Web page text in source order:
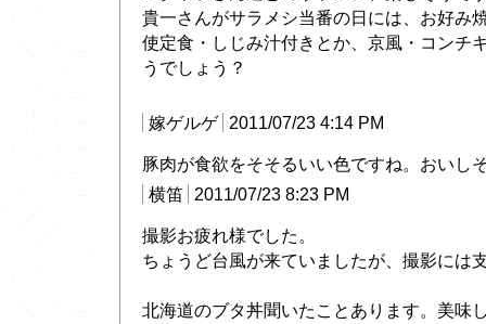
貴一さんがサラメシ当番の日には、お好み
使定食・しじみ汁付きとか、京風・コンチ
うでしょう？
嫁ゲルゲ 2011/07/23 4:14 PM
豚肉が食欲をそそるいい色ですね。おいし
横笛
2011/07/23 8:23 PM
撮影お疲れ様でした。
ちょうど台風が来ていましたが、撮影には
北海道のブタ丼聞いたことあります。美味